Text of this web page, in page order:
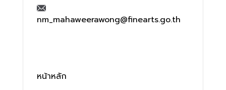
nm_mahaweerawong@finearts.go.th
หน้าหลัก